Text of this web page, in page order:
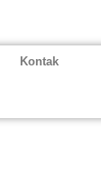
Kontak